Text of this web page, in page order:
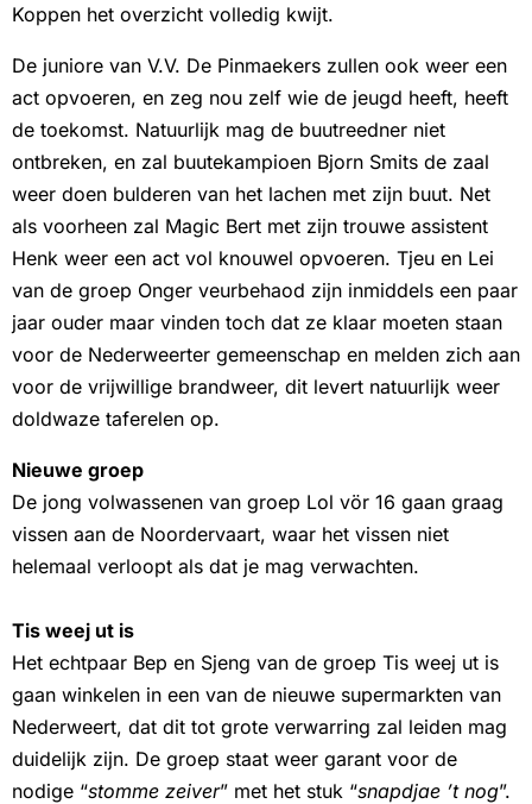
Koppen het overzicht volledig kwijt.
De juniore van V.V. De Pinmaekers zullen ook weer een
act opvoeren, en zeg nou zelf wie de jeugd heeft, heeft
de toekomst. Natuurlijk mag de buutreedner niet
ontbreken, en zal buutekampioen Bjorn Smits de zaal
weer doen bulderen van het lachen met zijn buut. Net
als voorheen zal Magic Bert met zijn trouwe assistent
Henk weer een act vol knouwel opvoeren. Tjeu en Lei
van de groep Onger veurbehaod zijn inmiddels een paar
jaar ouder maar vinden toch dat ze klaar moeten staan
voor de Nederweerter gemeenschap en melden zich aan
voor de vrijwillige brandweer, dit levert natuurlijk weer
doldwaze taferelen op.
Nieuwe groep
De jong volwassenen van groep Lol vör 16 gaan graag
vissen aan de Noordervaart, waar het vissen niet
helemaal verloopt als dat je mag verwachten.
Tis weej ut is
Het echtpaar Bep en Sjeng van de groep Tis weej ut is
gaan winkelen in een van de nieuwe supermarkten van
Nederweert, dat dit tot grote verwarring zal leiden mag
duidelijk zijn. De groep staat weer garant voor de
nodige “stomme zeiver” met het stuk “snapdjae ’t nog”.